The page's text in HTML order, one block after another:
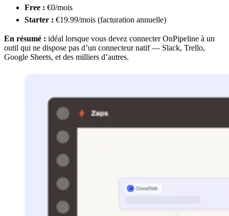
Free : €0/mois
Starter : €19.99/mois (facturation annuelle)
En résumé : idéal lorsque vous devez connecter OnPipeline à un
outil qui ne dispose pas d’un connecteur natif — Slack, Trello,
Google Sheets, et des milliers d’autres.